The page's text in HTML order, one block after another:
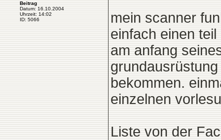
Beitrag
Datum: 16.10.2004
Uhrzeit: 14:02
ID: 5066
mein scanner
einfach einen
am anfang
bekommen.
einzelnen
Liste von der